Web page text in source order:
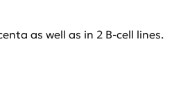
as well as in 2 B-cell lines.